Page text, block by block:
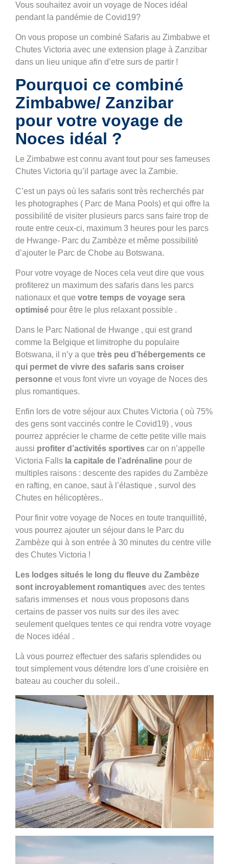
Vous souhaitez avoir un voyage de Noces idéal
pendant la pandémie de Covid19?
On vous propose un combiné Safaris au Zimbabwe et
Chutes Victoria avec une extension plage à Zanzibar
dans un lieu unique afin d’etre surs de partir !
Pourquoi ce combiné
Zimbabwe/ Zanzibar
pour votre voyage de
Noces idéal ?
Le Zimbabwe est connu avant tout pour ses fameuses
Chutes Victoria qu’il partage avec la Zambie.
C’est un pays où les safaris sont très recherchés par
les photographes ( Parc de Mana Pools) et qui offre la
possibilité de visiter plusieurs parcs sans faire trop de
route entre ceux-ci, maximum 3 heures pour les parcs
de Hwange- Parc du Zambèze et même possibilité
d’ajouter le Parc de Chobe au Botswana.
Pour votre voyage de Noces cela veut dire que vous
profiterez un maximum des safaris dans les parcs
nationaux et que votre temps de voyage sera
optimisé pour être le plus relaxant possible .
Dans le Parc National de Hwange , qui est grand
comme la Belgique et limitrophe du populaire
Botswana, il n’y a que très peu d’hébergements ce
qui permet de vivre des safaris sans croiser
personne et vous font vivre un voyage de Noces des
plus romantiques.
Enfin lors de votre séjour aux Chutes Victoria ( où 75%
des gens sont vaccinés contre le Covid19) , vous
pourrez apprécier le charme de cette petite ville mais
aussi profiter d’activités sportives car on n’appelle
Victoria Falls la capitale de l’adrénaline pour de
multiples raisons : descente des rapides du Zambèze
en rafting, en canoe, saut à l’élastique , survol des
Chutes en hélicoptères..
Pour finir votre voyage de Noces en toute tranquillité,
vous pourrez ajouter un séjour dans le Parc du
Zambèze qui à son entrée à 30 minutes du centre ville
des Chutes Victoria !
Les lodges situés le long du fleuve du Zambèze
sont incroyablement romantiques avec des tentes
safaris immenses et nous vous proposons dans
certains de passer vos nuits sur des iles avec
seulement quelques tentes ce qui rendra votre voyage
de Noces idéal .
Là vous pourrez effectuer des safaris splendides ou
tout simplement vous détendre lors d’une croisière en
bateau au coucher du soleil..